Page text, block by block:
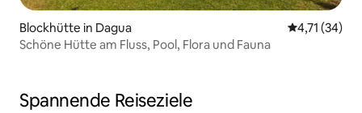
Blockhütte in Dagua
4,71 (34)
Schöne Hütte am Fluss, Pool, Flora und Fauna
Spannende Reiseziele